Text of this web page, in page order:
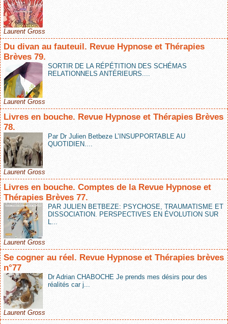
Laurent Gross
Du divan au fauteuil. Revue Hypnose et Thérapies
Brèves 79.
SORTIR DE LA RÉPÉTITION DES SCHÉMAS
RELATIONNELS ANTÉRIEURS....
Laurent Gross
Livres en bouche. Revue Hypnose et Thérapies Brèves
78.
Par Dr Julien Betbeze L’INSUPPORTABLE AU
QUOTIDIEN....
Laurent Gross
Livres en bouche. Comptes de la Revue Hypnose et
Thérapies Brèves 77.
PAR JULIEN BETBEZE: PSYCHOSE, TRAUMATISME ET
DISSOCIATION. PERSPECTIVES EN ÉVOLUTION SUR
L...
Laurent Gross
Se cogner au réel. Revue Hypnose et Thérapies brèves
n°77
Dr Adrian CHABOCHE Je prends mes désirs pour des
réalités car j...
Laurent Gross